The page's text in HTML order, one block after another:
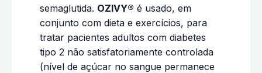
semaglutida. OZIVY® é usado, em
conjunto com dieta e exercícios, para
tratar pacientes adultos com diabetes
tipo 2 não satisfatoriamente controlada
(nível de açúcar no sangue permanece